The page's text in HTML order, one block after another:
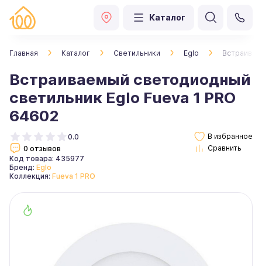
Каталог
Главная Каталог Светильники Eglo
Встраиваемый светодиодный
светильник Eglo Fueva 1 PRO
64602
0.0
0 отзывов
Код товара: 435977
Бренд: Eglo
Коллекция: Fueva 1 PRO